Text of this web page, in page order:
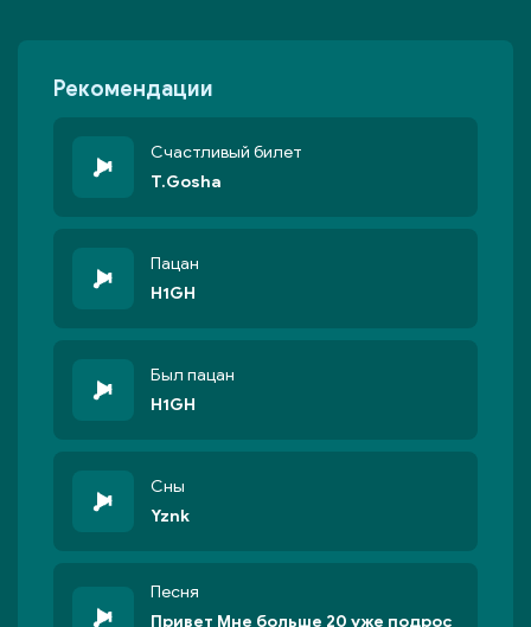
Рекомендации
Счастливый билет
T.Gosha
Пацан
H1GH
Был пацан
H1GH
Сны
Yznk
Песня
Привет Мне больше 20 уже подрос